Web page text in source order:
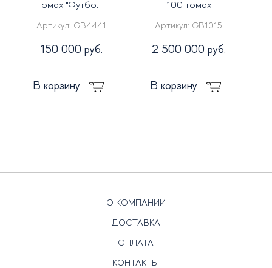
томах "Футбол"
Артикул: GB4441
150 000 руб.
В корзину
100 томах
Артикул: GB1015
2 500 000 руб.
В корзину
О КОМПАНИИ
ДОСТАВКА
ОПЛАТА
КОНТАКТЫ